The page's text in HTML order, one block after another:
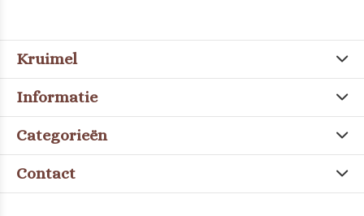
Kruimel
Informatie
Categorieën
Contact